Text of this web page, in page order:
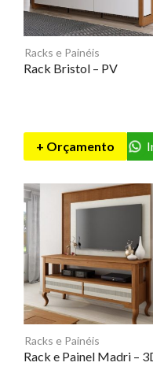
Racks e Painéis
Rack Bristol – PV
+ Orçamento
Racks e Painéis
Rack e Painel Madri –